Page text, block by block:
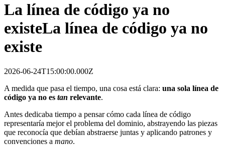
La línea de código ya no
existeLa línea de código ya no
existe
2026-06-24T15:00:00.000Z
A medida que pasa el tiempo, una cosa está clara: una sola línea de
código ya no es tan relevante.
Antes dedicaba tiempo a pensar cómo cada línea de código
representaría mejor el problema del dominio, abstrayendo las piezas
que reconocía que debían abstraerse juntas y aplicando patrones y
convenciones a mano.